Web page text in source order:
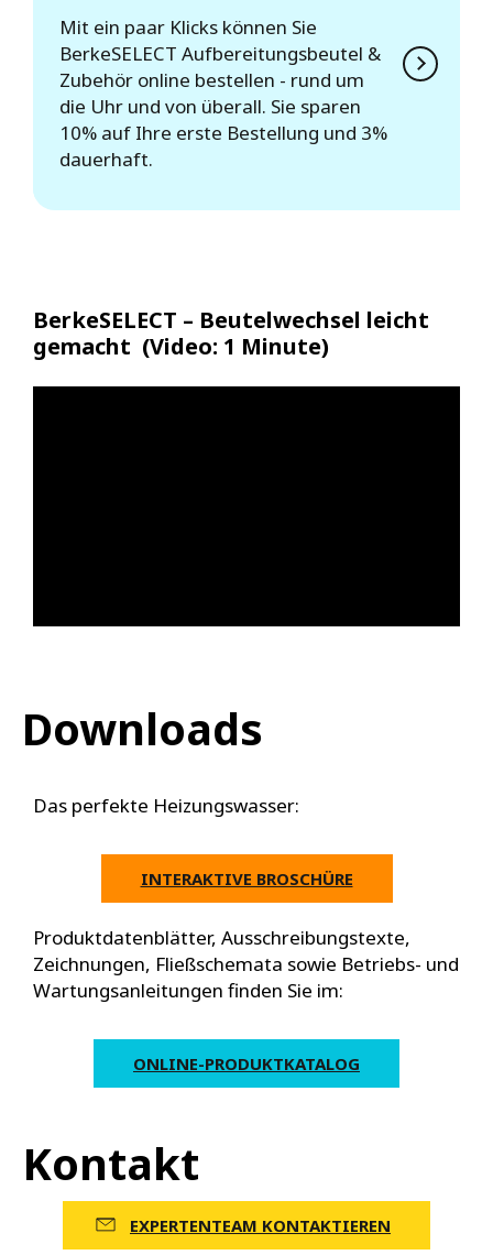
Mit ein paar Klicks können Sie
BerkeSELECT Aufbereitungsbeutel &
Zubehör online bestellen - rund um
die Uhr und von überall. Sie sparen
10% auf Ihre erste Bestellung und 3%
dauerhaft.
BerkeSELECT – Beutelwechsel leicht
gemacht (Video: 1 Minute)
Downloads
Das perfekte Heizungswasser:
INTERAKTIVE BROSCHÜRE
Produktdatenblätter, Ausschreibungstexte,
Zeichnungen, Fließschemata sowie Betriebs- und
Wartungsanleitungen finden Sie im:
ONLINE-PRODUKTKATALOG
Kontakt
EXPERTENTEAM KONTAKTIEREN